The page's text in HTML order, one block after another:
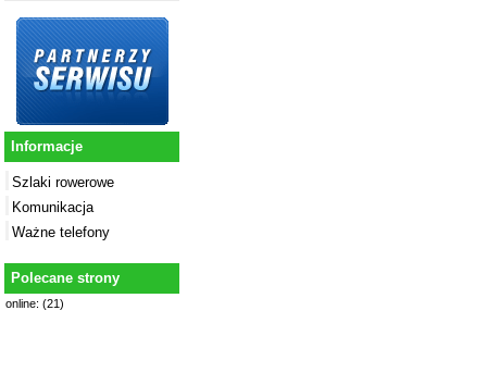
Informacje
Szlaki rowerowe
Komunikacja
Ważne telefony
Polecane strony
online: (21)